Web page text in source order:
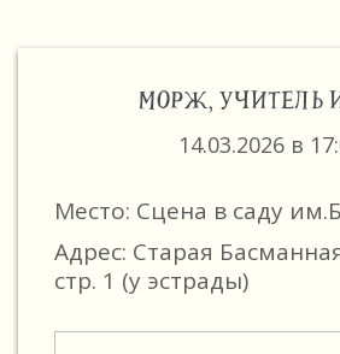
МОРЖ, УЧИТЕЛЬ
14.03.2026 в
Место: Сцена в саду
Адрес: Старая
стр. 1 (у эстрады)